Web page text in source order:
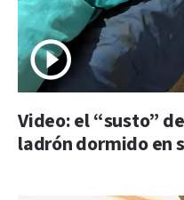
Video: el “susto”
ladrón dormido en